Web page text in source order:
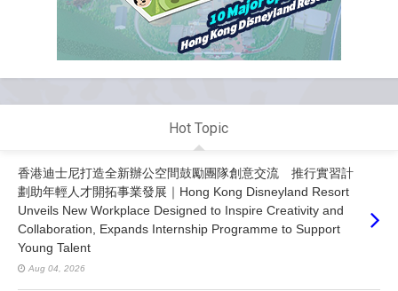
Hot Topic
香港迪士尼打造全新辦公空間鼓勵團隊創意交流 推行實習計
劃助年輕人才開拓事業發展｜Hong Kong Disneyland Resort
Unveils New Workplace Designed to Inspire Creativity and
Collaboration, Expands Internship Programme to Support
Young Talent
Aug 04, 2026